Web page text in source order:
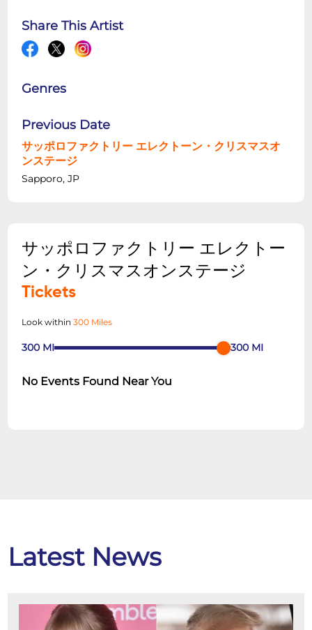
Share This Artist
Genres
Previous Date
サッポロファクトリー エレクトーン・クリスマスオ
ンステージ
Sapporo, JP
サッポロファクトリー エレクトー
ン・クリスマスオンステージ
Tickets
Look within300 Miles
300 MI 300 MI
No Events Found Near You
Latest News